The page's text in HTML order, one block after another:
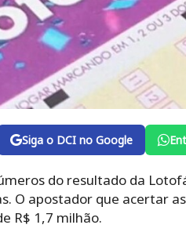
Siga o DCI no Google
do resultado da
O apostador que acertar
R$ 1,7 milhão.